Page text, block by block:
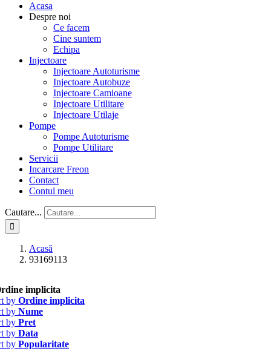
Acasa
Despre noi
Ce facem
Cine suntem
Echipa
Injectoare
Injectoare Autoturisme
Injectoare Autobuze
Injectoare Camioane
Injectoare Utilitare
Injectoare Utilaje
Pompe
Pompe Autoturisme
Pompe Utilitare
Servicii
Incarcare Freon
Contact
Contul meu
Cautare...
Acasă
93169113
implicita
by Ordine implicita
by Nume
by Pret
by Data
by Popularitate